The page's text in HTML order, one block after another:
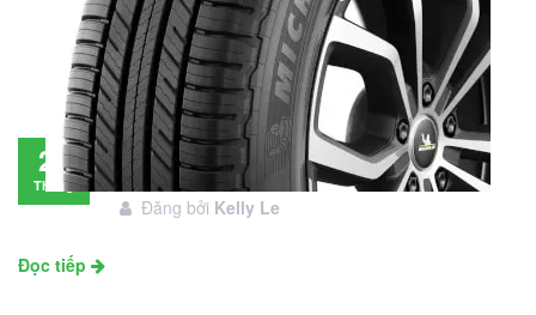
28
Tháng
Đánh giá lốp Michelin Primacy SUV: Đáng
đầu tư không?
Đăng bởi Kelly Le
Đọc tiếp